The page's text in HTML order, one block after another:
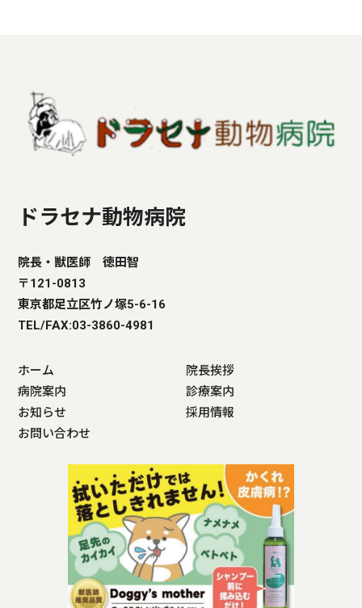
ドラセナ動物病院
院長・獣医師 徳田智
〒121-0813
東京都足立区竹ノ塚5-6-16
TEL/FAX:03-3860-4981
ホーム
院長挨拶
病院案内
診療案内
お知らせ
採用情報
お問い合わせ